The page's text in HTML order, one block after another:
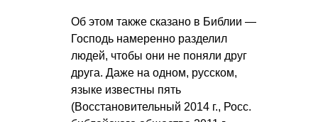
Об этом также сказано в Библии —
Господь намеренно разделил
людей, чтобы они не поняли друг
друга. Даже на одном, русском,
языке известны пять
(Восстановительный 2014 г., Росс.